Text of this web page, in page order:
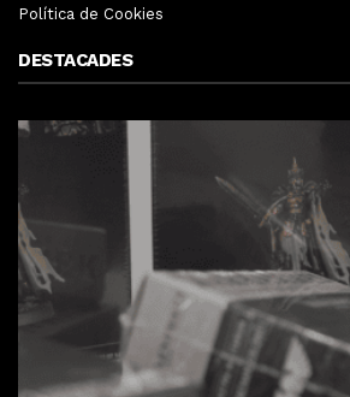
Política de Cookies
DESTACADES